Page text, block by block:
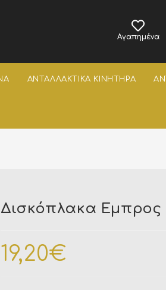
Αγαπημένα
ΑΝΤΑΛΛΑΚΤΙΚΑ ΚΙΝΗΤΗΡΑ
Δισκόπλακα Εμπρος
19,20€